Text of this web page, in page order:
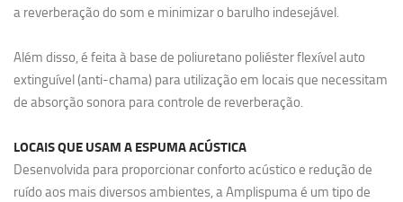
a reverberação do som e minimizar o barulho indesejável.
Além disso, é feita à base de poliuretano poliéster flexível auto
extinguível (anti-chama) para utilização em locais que necessitam
de absorção sonora para controle de reverberação.
LOCAIS QUE USAM A ESPUMA ACÚSTICA
Desenvolvida para proporcionar conforto acústico e redução de
ruído aos mais diversos ambientes, a Amplispuma é um tipo de